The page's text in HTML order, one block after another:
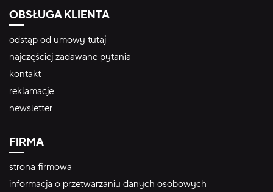
OBSŁUGA KLIENTA
odstąp od umowy tutaj
najczęściej zadawane pytania
kontakt
reklamacje
newsletter
FIRMA
strona firmowa
informacja o przetwarzaniu danych osobowych